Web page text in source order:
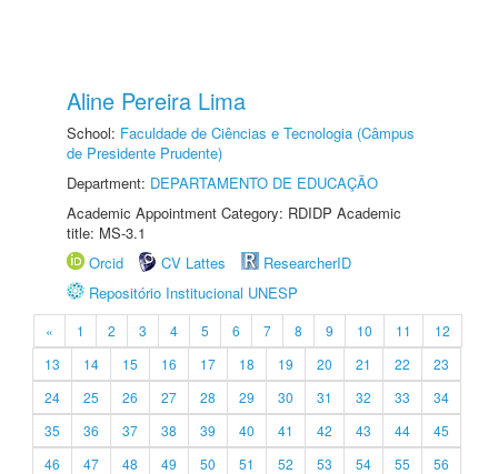
Aline Pereira Lima
School: Faculdade de Ciências e Tecnologia (Câmpus
de Presidente Prudente)
Department: DEPARTAMENTO DE EDUCAÇÃO
Academic Appointment Category: RDIDP Academic
title: MS-3.1
Orcid
CV Lattes
ResearcherID
Repositório Institucional UNESP
« 1 2 3 4 5 6 7 8 9 10 11
12
13
14 15 16 17 18 19 20 21 22
23
24
25 26 27 28 29 30 31 32 33
34
35
36 37 38 39 40 41 42 43 44
45
46
47 48 49 50 51 52 53 54 55
56